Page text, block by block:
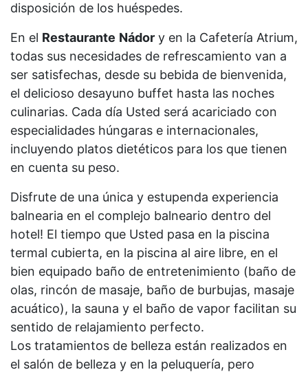
disposición de los huéspedes.
En el Restaurante Nádor y en la Cafetería Atrium,
todas sus necesidades de refrescamiento van a
ser satisfechas, desde su bebida de bienvenida,
el delicioso desayuno buffet hasta las noches
culinarias. Cada día Usted será acariciado con
especialidades húngaras e internacionales,
incluyendo platos dietéticos para los que tienen
en cuenta su peso.
Disfrute de una única y estupenda experiencia
balnearia en el complejo balneario dentro del
hotel! El tiempo que Usted pasa en la piscina
termal cubierta, en la piscina al aire libre, en el
bien equipado baño de entretenimiento (baño de
olas, rincón de masaje, baño de burbujas, masaje
acuático), la sauna y el baño de vapor facilitan su
sentido de relajamiento perfecto.
Los tratamientos de belleza están realizados en
el salón de belleza y en la peluquería, pero